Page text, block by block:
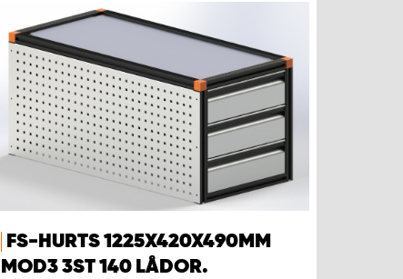
FS-HURTS 1225X420X490MM
MOD3 3ST 140 LÅDOR.